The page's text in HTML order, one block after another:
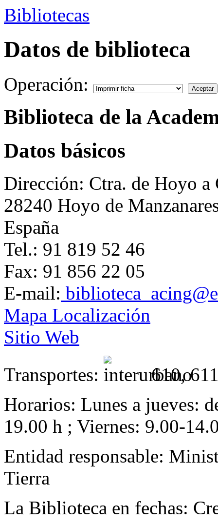
Bibliotecas
Datos de biblioteca
Operación:
Biblioteca de la
Datos básicos
Dirección: Ctra. de Hoyo
28240 Hoyo de
España
Tel.: 91 819 52 46
Fax: 91 856 22 05
E-mail:
Mapa Localización
Sitio Web
Transportes:
610,
Horarios: Lunes a jueves:
19.00 h ; Viernes: 9.00-
Entidad responsable:
Tierra
La Biblioteca en fechas: